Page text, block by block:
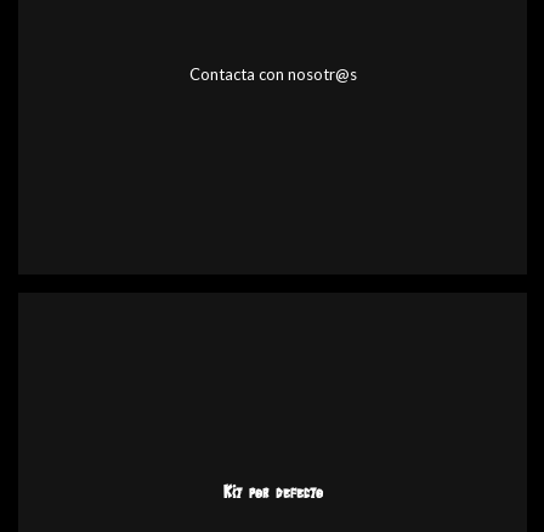
Contacta con nosotr@s
Kit por defecto